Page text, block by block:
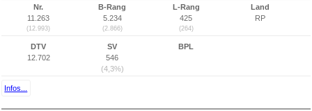
Nr.
11.263
(12.993)
B-Rang
5.234
(2.866)
L-Rang
425
(264)
Land
RP
DTV
12.702
SV
546
(4,3%)
BPL
Infos...